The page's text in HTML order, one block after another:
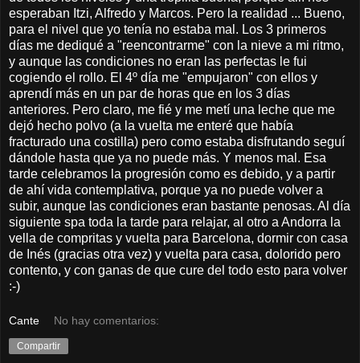
esperaban Itzi, Alfredo y Marcos. Pero la realidad ... Bueno,
para el nivel que yo tenía no estaba mal. Los 3 primeros
días me dediqué a "reencontrarme" con la nieve a mi ritmo,
y aunque las condiciones no eran las perfectas le fui
cogiendo el rollo. El 4º día me "empujaron" con ellos y
aprendí más en un par de horas que en los 3 días
anteriores. Pero claro, me fié y me metí una leche que me
dejó hecho polvo (a la vuelta me enteré que había
fracturado una costilla) pero como estaba disfrutando seguí
dándole hasta que ya no puede más. Y menos mal. Esa
tarde celebramos la progresión como es debido, y a partir
de ahí vida contemplativa, porque ya no puede volver a
subir, aunque las condiciones eran bastante penosas. Al día
siguiente spa toda la tarde para relajar, al otro a Andorra la
vella de compritas y vuelta para Barcelona, dormir con casa
de Inés (gracias otra vez) y vuelta para casa, dolorido pero
contento, y con ganas de que cure del todo esto para volver
:-)
Cante No hay comentarios:
Compartir